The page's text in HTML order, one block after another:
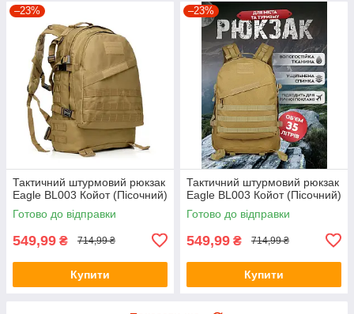
–23%
Тактичний штурмовий рюкзак
Eagle BL003 Койот (Пісочний)
Готово до відправки
549,99 ₴ 714,99 ₴
Купити
–23%
Тактичний штурмовий рюкзак
Eagle BL003 Койот (Пісочний)
Готово до відправки
549,99 ₴ 714,99 ₴
Купити